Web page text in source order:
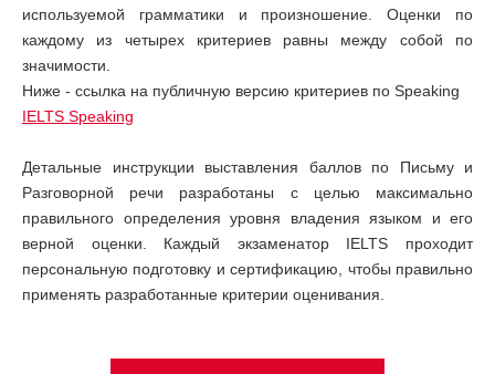
используемой грамматики и произношение. Оценки по
каждому из четырех критериев равны между собой по
значимости.
Ниже - ссылка на публичную версию критериев по Speaking
IELTS Speaking
Детальные инструкции выставления баллов по Письму и
Разговорной речи разработаны с целью максимально
правильного определения уровня владения языком и его
верной оценки. Каждый экзаменатор IELTS проходит
персональную подготовку и сертификацию, чтобы правильно
применять разработанные критерии оценивания.